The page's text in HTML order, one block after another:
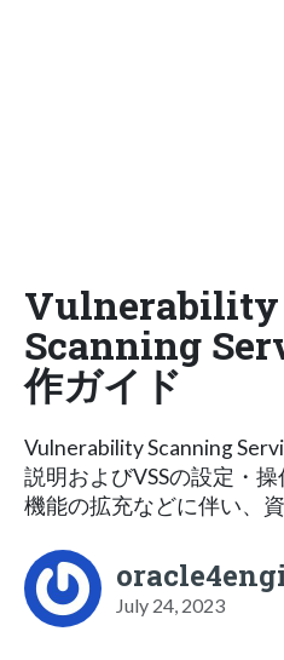
Vulnerability
Scanning
作ガイド
Vulnerability Scanning
説明およびVSSの設定・
機能の拡充などに伴い、資
July 24, 2023